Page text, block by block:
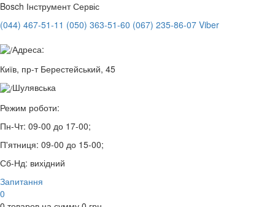
Bosch Інструмент Сервіс
(044) 467-51-11 (050) 363-51-60 (067) 235-86-07 Viber
Адреса:
Київ, пр-т Берестейський, 45
Шулявська
Режим роботи:
Пн-Чт: 09-00 до 17-00;
П'ятниця: 09-00 до 15-00;
Сб-Нд: вихідний
Запитання
0